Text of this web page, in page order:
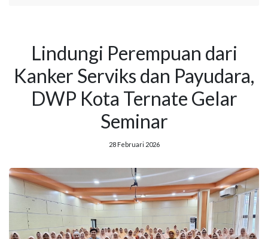
Lindungi Perempuan dari
Kanker Serviks dan Payudara,
DWP Kota Ternate Gelar
Seminar
28 Februari 2026